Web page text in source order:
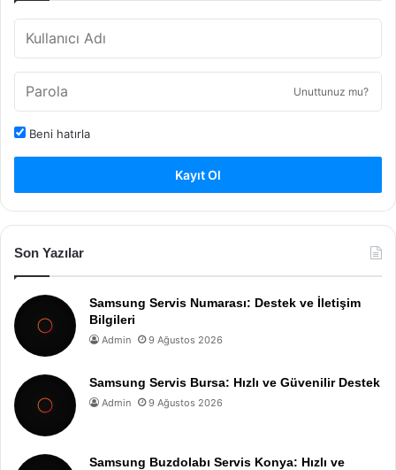
Unuttunuz mu?
Beni hatırla
Kayıt Ol
Son Yazılar
Samsung Servis Numarası: Destek ve İletişim
Bilgileri
Admin 9 Ağustos 2026
Samsung Servis Bursa: Hızlı ve Güvenilir Destek
Admin 9 Ağustos 2026
Samsung Buzdolabı Servis Konya: Hızlı ve